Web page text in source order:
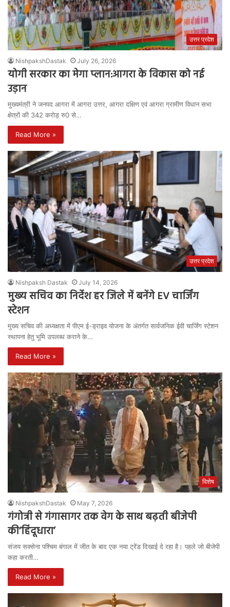
उत्तर प्रदेश
NishpakshDastak July 26, 2026
योगी सरकार का मेगा प्लान:आगरा के विकास को नई
उड़ान
मुख्यमंत्री ने जनपद आगरा में आगरा उत्तर, आगरा दक्षिण एवं आगरा ग्रामीण विधान सभा
क्षेत्रों की 342 करोड़ रु0 से…
Read More »
उत्तर प्रदेश
Nishpaksh Dastak July 14, 2026
मुख्य सचिव का निर्देश हर जिले में बनेंगे EV चार्जिंग
स्टेशन
मुख्य सचिव की अध्यक्षता में पीएम ई-ड्राइव योजना के अंतर्गत सार्वजनिक ईवी चार्जिंग स्टेशन
स्थापना हेतु भूमि उपलब्ध कराने के…
Read More »
विशेष
NishpakshDastak May 7, 2026
गंगोत्री से गंगासागर तक वेग के साथ बढ़ती बीजेपी
की‘हिंदूधारा’
संजय सक्सेना पश्चिम बंगाल में जीत के बाद एक नया ट्रेंड दिखाई दे रहा है। पहले जो बीजेपी
कहा करती…
Read More »